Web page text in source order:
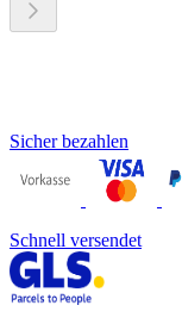
Sicher bezahlen
Schnell versendet